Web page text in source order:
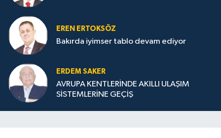
EREN ERTOKSÖZ
Bakırda iyimser tablo devam ediyor
ERDEM SAKER
AVRUPA KENTLERİNDE AKILLI ULAŞIM
SİSTEMLERİNE GEÇİŞ